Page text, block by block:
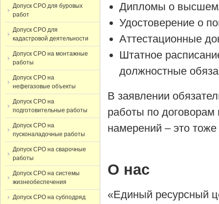
Дипломы о
Удостоверение о
Аттестационные
Штатное
должностные
В заявлении
работы по договорам
намерений – это
О нас
«Единый ресурсный
Допуск СРО для буровых
работ
Допуск СРО для
кадастровой деятельности
Допуск СРО на монтажные
работы
Допуск СРО на
нефегазовые объекты
Допуск СРО на
подготовительные работы
Допуск СРО на
пусконаладочные работы
Допуск СРО на сварочные
работы
Допуск СРО на системы
жизнеобеспечения
Допуск СРО на субподряд